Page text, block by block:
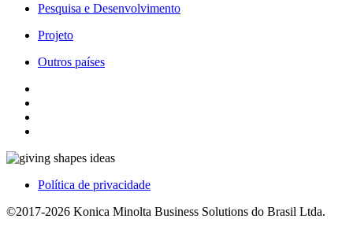
Pesquisa e Desenvolvimento
Projeto
Outros países
Política de privacidade
©2017-2026 Konica Minolta Business Solutions do Brasil Ltda.